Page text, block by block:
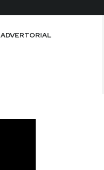
ADVERTORIAL